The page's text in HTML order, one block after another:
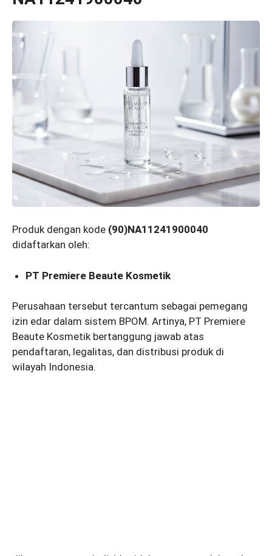
Produk dengan kode (90)NA11241900040
didaftarkan oleh:
PT Premiere Beaute Kosmetik
Perusahaan tersebut tercantum sebagai pemegang
izin edar dalam sistem BPOM. Artinya, PT Premiere
Beaute Kosmetik bertanggung jawab atas
pendaftaran, legalitas, dan distribusi produk di
wilayah Indonesia.